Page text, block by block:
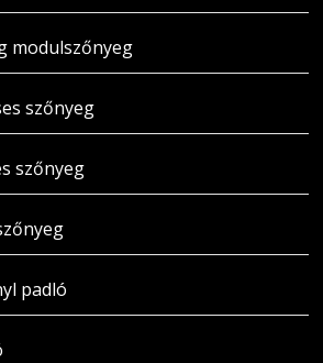
modulszőnyeg
szőnyeg
szőnyeg
padló